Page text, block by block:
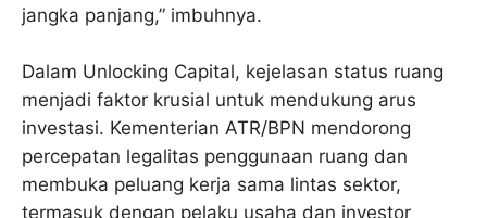
jangka panjang,” imbuhnya.
Dalam Unlocking Capital, kejelasan status ruang
menjadi faktor krusial untuk mendukung arus
investasi. Kementerian ATR/BPN mendorong
percepatan legalitas penggunaan ruang dan
membuka peluang kerja sama lintas sektor,
termasuk dengan pelaku usaha dan investor